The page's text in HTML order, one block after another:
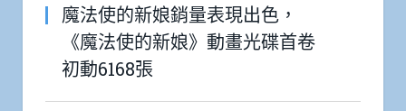
魔法使的新娘銷量表現出色，
《魔法使的新娘》動畫光碟首卷
初動6168張